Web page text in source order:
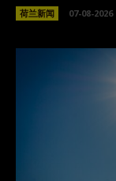
荷兰新闻 07-08-2026